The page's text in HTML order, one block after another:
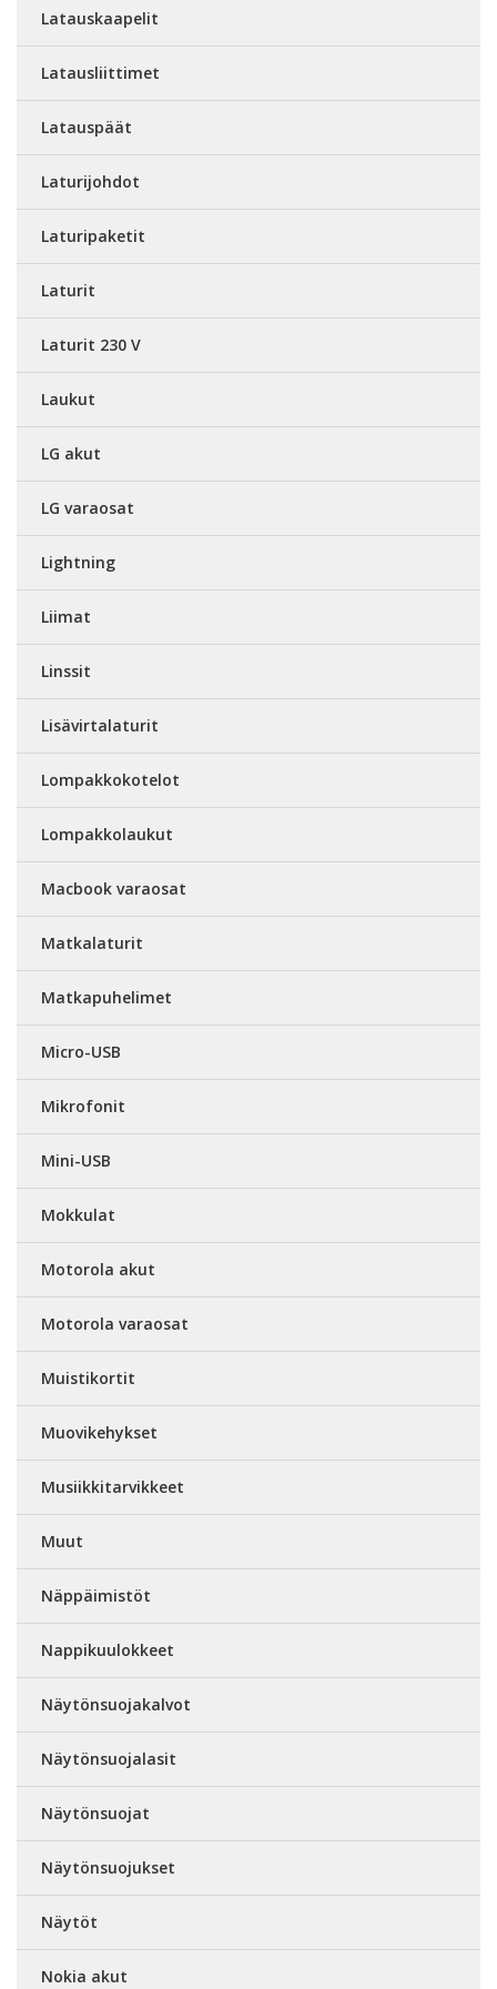
Latauskaapelit
Latausliittimet
Latauspäät
Laturijohdot
Laturipaketit
Laturit
Laturit 230 V
Laukut
LG akut
LG varaosat
Lightning
Liimat
Linssit
Lisävirtalaturit
Lompakkokotelot
Lompakkolaukut
Macbook varaosat
Matkalaturit
Matkapuhelimet
Micro-USB
Mikrofonit
Mini-USB
Mokkulat
Motorola akut
Motorola varaosat
Muistikortit
Muovikehykset
Musiikkitarvikkeet
Muut
Näppäimistöt
Nappikuulokkeet
Näytönsuojakalvot
Näytönsuojalasit
Näytönsuojat
Näytönsuojukset
Näytöt
Nokia akut